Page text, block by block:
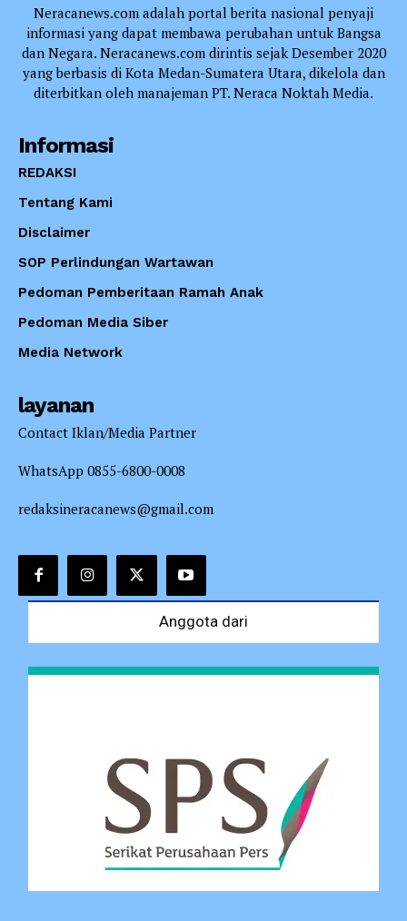
Neracanews.com adalah portal berita nasional penyaji
informasi yang dapat membawa perubahan untuk Bangsa
dan Negara. Neracanews.com dirintis sejak Desember 2020
yang berbasis di Kota Medan-Sumatera Utara, dikelola dan
diterbitkan oleh manajeman PT. Neraca Noktah Media.
Informasi
REDAKSI
Tentang Kami
Disclaimer
SOP Perlindungan Wartawan
Pedoman Pemberitaan Ramah Anak
Pedoman Media Siber
Media Network
layanan
Contact Iklan/Media Partner
WhatsApp 0855-6800-0008
redaksineracanews@gmail.com
Anggota dari